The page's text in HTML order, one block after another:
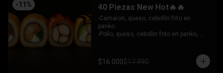
-11 % 40 Piezas New Hot🔥🔥
-Camaron, queso, cebollin frito en
panko.
-Pollo, queso, cebollin frito en panko,
bañado en salsa tari y dulce.
-Atun, queso, cebollin frito en panko.
$16.000$17.990